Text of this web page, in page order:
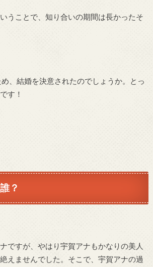
うことで、知り合いの期間は長かったそ
、結婚を決意されたのでしょうか。とっ
す！
？
ですが、やはり宇賀アナもかなりの美人
えませんでした。そこで、宇賀アナの過